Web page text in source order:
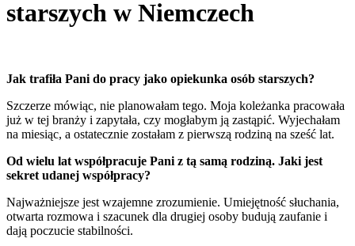
starszych w Niemczech
Jak trafiła Pani do pracy jako opiekunka osób starszych?
Szczerze mówiąc, nie planowałam tego. Moja koleżanka pracowała
już w tej branży i zapytała, czy mogłabym ją zastąpić. Wyjechałam
na miesiąc, a ostatecznie zostałam z pierwszą rodziną na sześć lat.
Od wielu lat współpracuje Pani z tą samą rodziną. Jaki jest
sekret udanej współpracy?
Najważniejsze jest wzajemne zrozumienie. Umiejętność słuchania,
otwarta rozmowa i szacunek dla drugiej osoby budują zaufanie i
dają poczucie stabilności.